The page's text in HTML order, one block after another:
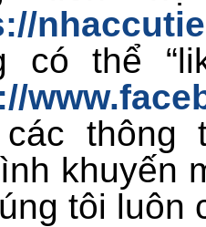
có thể
thông
khuyến
tôi